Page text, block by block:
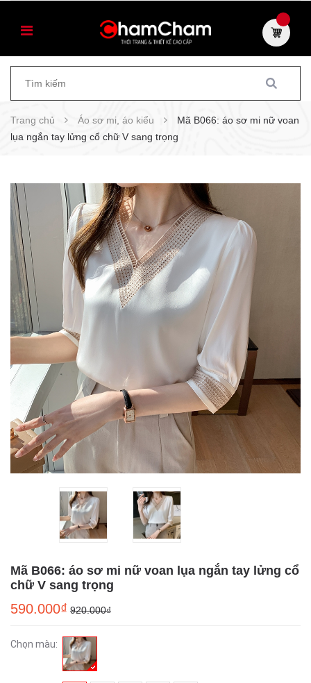
Trang chủ Áo sơ mi, áo kiểu
Mã B066: áo sơ mi nữ voan
lụa ngắn tay lửng cổ chữ V sang trọng
Mã B066: áo sơ mi nữ voan lụa ngắn tay lửng cổ
chữ V sang trọng
590.000₫ 920.000₫
Chọn màu: